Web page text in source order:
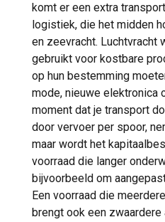
komt er een extra
logistiek, die het midden
en zeevracht. Luchtvracht
gebruikt voor kostbare
op hun bestemming
mode, nieuwe elektronica
moment dat je transport
door vervoer per spoor,
maar wordt het
voorraad die langer
bijvoorbeeld om
Een voorraad die
brengt ook een